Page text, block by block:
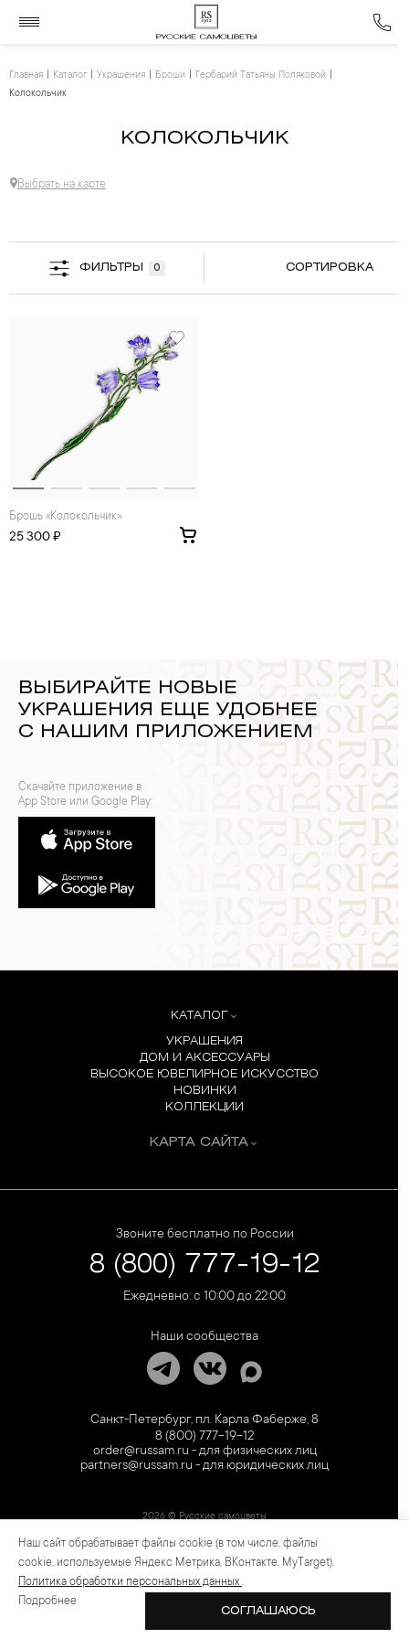
Главная Каталог Украшения Броши
Гербарий Татьяны Поляковой
Колокольчик
КОЛОКОЛЬЧИК
Выбрать на карте
ФИЛЬТРЫ 0 СОРТИРОВКА
Брошь «Колокольчик»
25 300 ₽
ВЫБИРАЙТЕ НОВЫЕ
УКРАШЕНИЯ ЕЩЕ УДОБНЕЕ
С НАШИМ ПРИЛОЖЕНИЕМ
Скачайте приложение в
App Store или Google Play:
КАТАЛОГ
УКРАШЕНИЯ
ДОМ И АКСЕССУАРЫ
ВЫСОКОЕ ЮВЕЛИРНОЕ ИСКУССТВО
НОВИНКИ
КОЛЛЕКЦИИ
КАРТА САЙТА
Звоните бесплатно по России
8 (800) 777-19-12
Ежедневно: с 10:00 до 22:00
Наши сообщества
Санкт-Петербург, пл. Карла Фаберже, 8
8 (800) 777-19-12
order@russam.ru - для физических лиц
partners@russam.ru - для юридических лиц
2026 © Русские самоцветы
Предложение не является публичной офертой. Цены на сайте и в розничной сети
могут отличаться. Информация на сайте о товаре носит рекламный характер и
расценивается как приглашение делать оферты на основании п.1 ст. 437
Гражданского кодекса РФ.
Наш сайт обрабатывает файлы cookie (в том числе, файлы
cookie, используемые Яндекс Метрика, ВКонтакте, MyTarget).
Политика обработки персональных данных .
Подробнее
СОГЛАШАЮСЬ